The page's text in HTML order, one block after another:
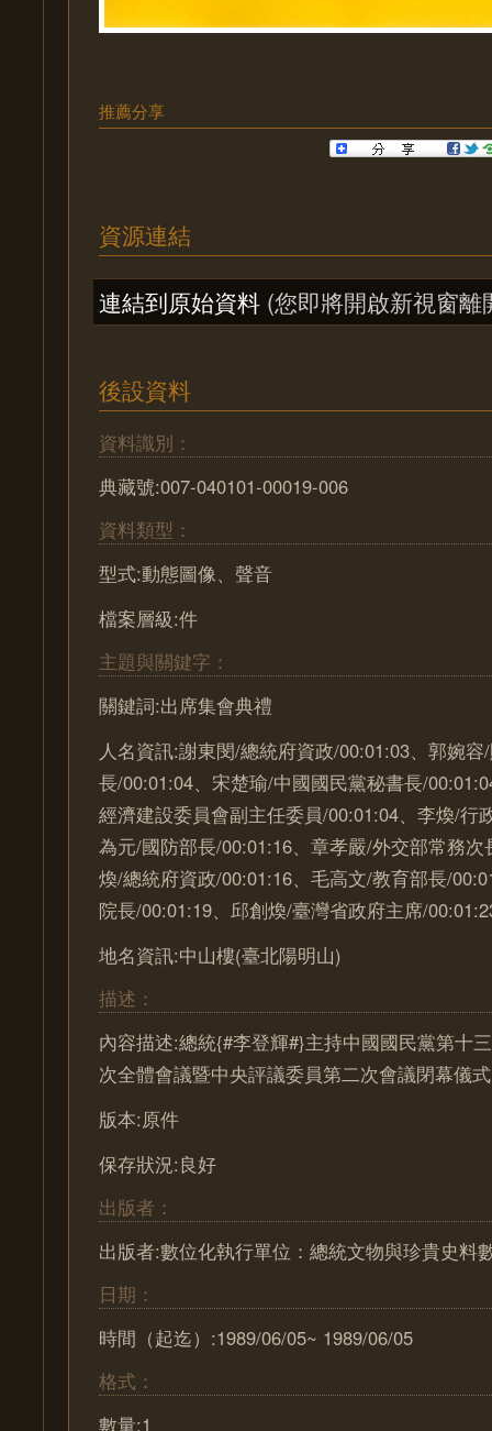
推薦分享
資源連結
連結到原始資料 (您即將開啟新視窗離
後設資料
資料識別：
典藏號:007-040101-00019-006
資料類型：
型式:動態圖像、聲音
檔案層級:件
主題與關鍵字：
關鍵詞:出席集會典禮
人名資訊:謝東閔/總統府資政/00:01:03、郭婉容
長/00:01:04、宋楚瑜/中國國民黨秘書長/
經濟建設委員會副主任委員/00:01:04、李煥/行
為元/國防部長/00:01:16、章孝嚴/外交部常務次
煥/總統府資政/00:01:16、毛高文/教育部長/
院長/00:01:19、邱創煥/臺灣省政府主席/
地名資訊:中山樓(臺北陽明山)
描述：
內容描述:總統{#李登輝#}主持中國國民黨第十
次全體會議暨中央評議委員第二次會議閉幕儀式
版本:原件
保存狀況:良好
出版者：
出版者:數位化執行單位：總統文物與珍貴史料
日期：
時間（起迄）:1989/06/05~ 1989/06/05
格式：
數量:1